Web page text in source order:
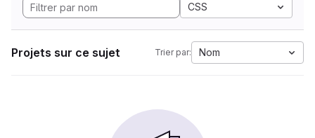
CSS
Projets sur ce sujet Trier par: Nom